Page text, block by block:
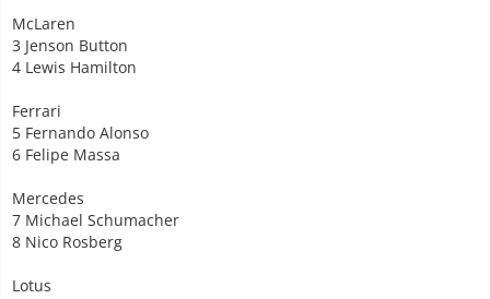
McLaren
3 Jenson Button
4 Lewis Hamilton
Ferrari
5 Fernando Alonso
6 Felipe Massa
Mercedes
7 Michael Schumacher
8 Nico Rosberg
Lotus